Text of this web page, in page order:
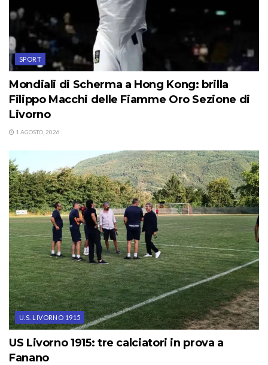
SPORT
Mondiali di Scherma a Hong Kong: brilla
Filippo Macchi delle Fiamme Oro Sezione di
Livorno
1 AGOSTO, 2026
U.S. LIVORNO 1915
US Livorno 1915: tre calciatori in prova a
Fanano